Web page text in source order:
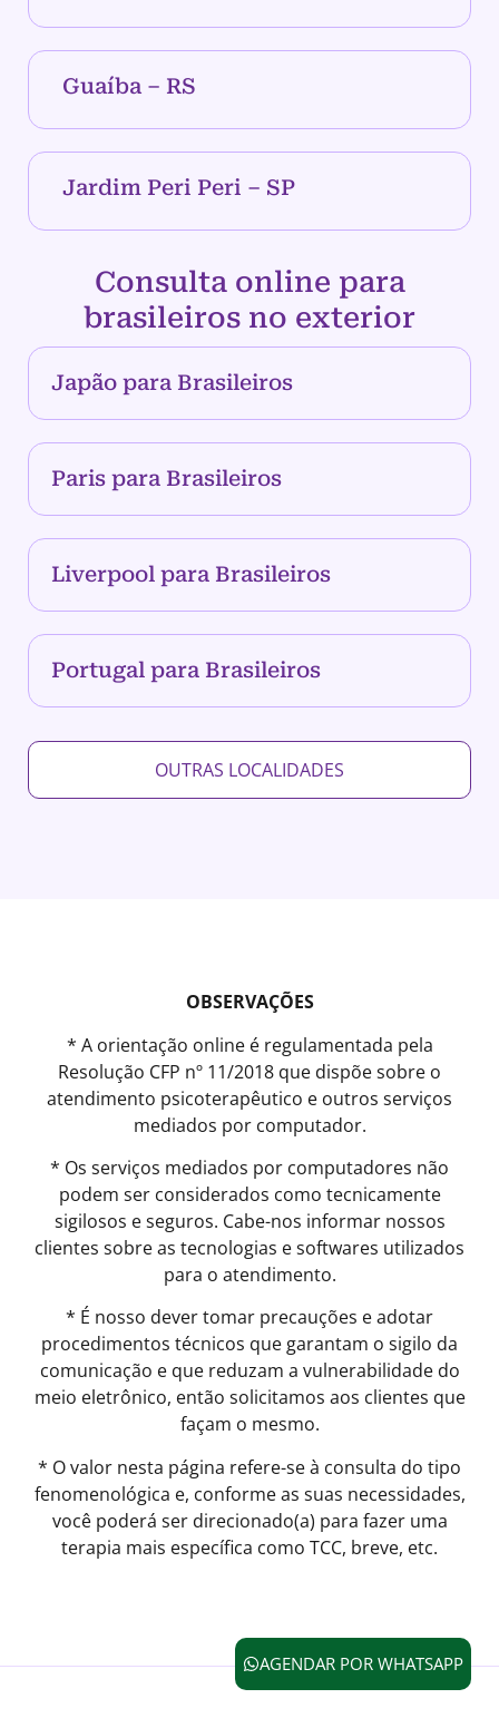
Guaíba – RS
Jardim Peri Peri – SP
Consulta online para
brasileiros no exterior
Japão para Brasileiros
Paris para Brasileiros
Liverpool para Brasileiros
Portugal para Brasileiros
OUTRAS LOCALIDADES
OBSERVAÇÕES
* A orientação online é regulamentada pela
Resolução CFP nº 11/2018 que dispõe sobre o
atendimento psicoterapêutico e outros serviços
mediados por computador.
* Os serviços mediados por computadores não
podem ser considerados como tecnicamente
sigilosos e seguros. Cabe-nos informar nossos
clientes sobre as tecnologias e softwares utilizados
para o atendimento.
* É nosso dever tomar precauções e adotar
procedimentos técnicos que garantam o sigilo da
comunicação e que reduzam a vulnerabilidade do
meio eletrônico, então solicitamos aos clientes que
façam o mesmo.
* O valor nesta página refere-se à consulta do tipo
fenomenológica e, conforme as suas necessidades,
você poderá ser direcionado(a) para fazer uma
terapia mais específica como TCC, breve, etc.
AGENDAR POR WHATSAPP